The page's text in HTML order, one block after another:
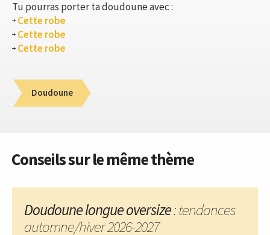
Tu pourras porter ta doudoune avec :
Cette robe
Cette robe
Cette robe
Doudoune
Conseils sur le même thème
Doudoune longue oversize: tendances
automne/hiver 2026-2027